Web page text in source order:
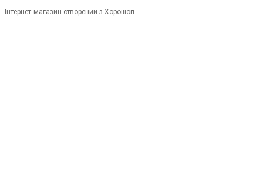
Інтернет-магазин створений з Хорошоп